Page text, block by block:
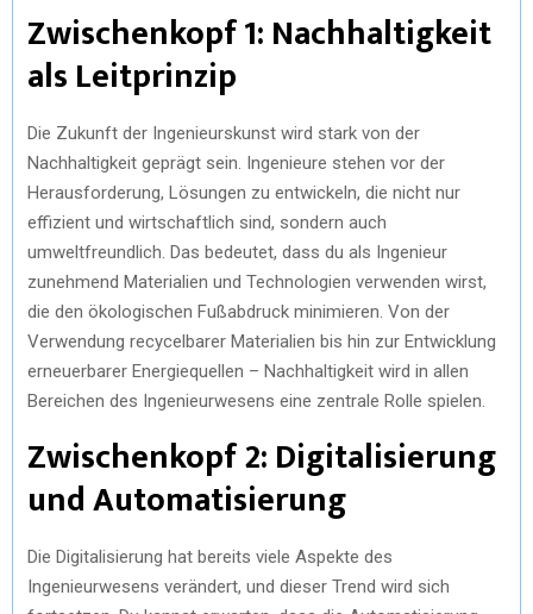
Zwischenkopf 1: Nachhaltigkeit
als Leitprinzip
Die Zukunft der Ingenieurskunst wird stark von der
Nachhaltigkeit geprägt sein. Ingenieure stehen vor der
Herausforderung, Lösungen zu entwickeln, die nicht nur
effizient und wirtschaftlich sind, sondern auch
umweltfreundlich. Das bedeutet, dass du als Ingenieur
zunehmend Materialien und Technologien verwenden wirst,
die den ökologischen Fußabdruck minimieren. Von der
Verwendung recycelbarer Materialien bis hin zur Entwicklung
erneuerbarer Energiequellen – Nachhaltigkeit wird in allen
Bereichen des Ingenieurwesens eine zentrale Rolle spielen.
Zwischenkopf 2: Digitalisierung
und Automatisierung
Die Digitalisierung hat bereits viele Aspekte des
Ingenieurwesens verändert, und dieser Trend wird sich